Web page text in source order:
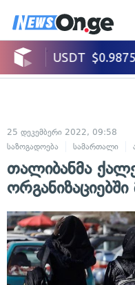
25 დეკემბერი 2022, 09:58
საზოგადოება
სამართალი
თალიბანმა